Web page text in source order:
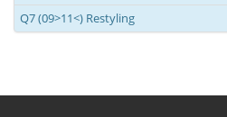
Q7 (09>11<) Restyling